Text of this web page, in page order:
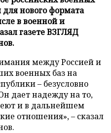
для нового формата
в военной и
газете ВЗГЛЯД
между Россией и
военных баз на
– безусловно
дает надежду на то,
и в дальнейшем
отношения», – сказал